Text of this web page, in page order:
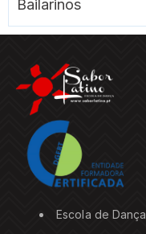
Bailarinos
Escola de Dança